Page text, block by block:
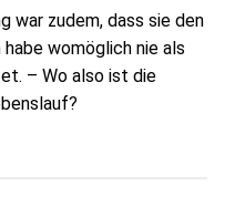
war zudem, dass sie den
womöglich nie als
– Wo also ist die